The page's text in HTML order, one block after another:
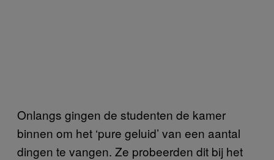
Onlangs gingen de studenten de kamer
binnen om het ‘pure geluid’ van een aantal
dingen te vangen. Ze probeerden dit bij het